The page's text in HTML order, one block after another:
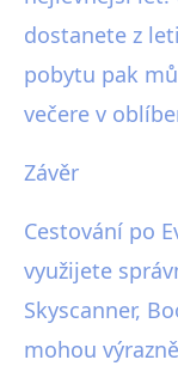
dostanete z
pobytu pak
večere v
Závěr
Cestování po
využijete
Skyscanner,
mohou